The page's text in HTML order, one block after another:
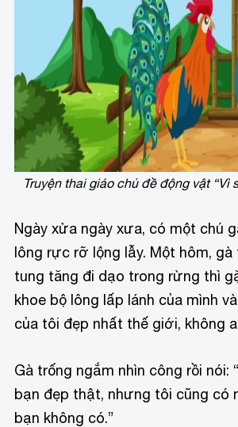
Truyện thai giáo chủ đề động vật “Vì
Ngày xửa ngày xưa, có một chú
lông rực rỡ lộng lẫy. Một hôm, gà
tung tăng đi dạo trong rừng thì
khoe bộ lông lấp lánh của mình
của tôi đẹp nhất thế giới, không
Gà trống ngắm nhìn công rồi nói:
bạn đẹp thật, nhưng tôi cũng có
bạn không có.”